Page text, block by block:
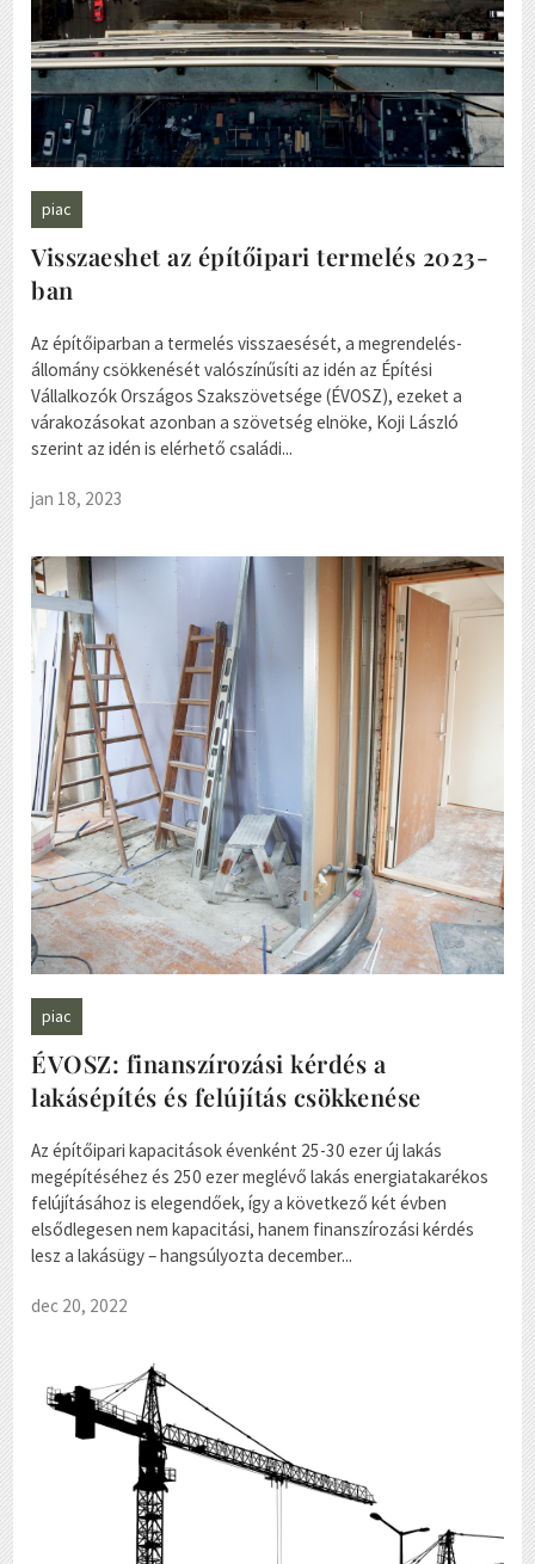
piac
Visszaeshet az építőipari termelés 2023-
ban
Az építőiparban a termelés visszaesését, a megrendelés-
állomány csökkenését valószínűsíti az idén az Építési
Vállalkozók Országos Szakszövetsége (ÉVOSZ), ezeket a
várakozásokat azonban a szövetség elnöke, Koji László
szerint az idén is elérhető családi...
jan 18, 2023
piac
ÉVOSZ: finanszírozási kérdés a
lakásépítés és felújítás csökkenése
Az építőipari kapacitások évenként 25-30 ezer új lakás
megépítéséhez és 250 ezer meglévő lakás energiatakarékos
felújításához is elegendőek, így a következő két évben
elsődlegesen nem kapacitási, hanem finanszírozási kérdés
lesz a lakásügy – hangsúlyozta december...
dec 20, 2022